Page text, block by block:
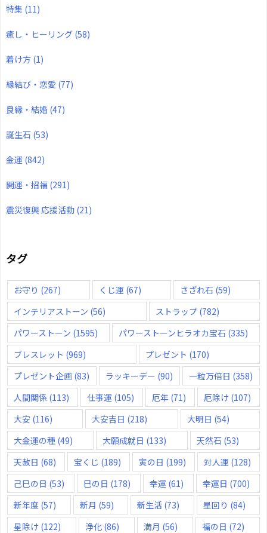
特集 (11)
癒し・ヒーリング (58)
着け方 (1)
縁結び・恋愛 (77)
良縁・結婚 (47)
誕生石 (53)
金運 (842)
開運・招福 (291)
震災復興 応援活動 (21)
タグ
お守り (267) くじ運 (67) さざれ石 (59)
インテリアストーン (56) ストラップ(782)
パワーストーン (1595) パワーストーンヒラオカ宝石 (335)
ブレスレット (969) プレゼント (170)
プレゼント企画 (83) ラッキーデー (90) 一粒万倍日 (358)
人間関係 (113) 仕事運 (105) 厄年 (71) 厄除け (107)
大安 (116) 大安吉日 (218) 大明日 (54)
大金運の種 (49) 大願成就日 (133) 天然石 (53)
天赦日 (68) 宝くじ (189) 寅の日 (199) 対人運 (128)
己巳の日 (53) 巳の日 (178) 幸運 (61) 幸運日 (700)
新年度 (57) 新月 (59) 新生活 (73) 星回り (84)
星除け (122) 浄化 (86) 満月 (56) 福の日 (72)